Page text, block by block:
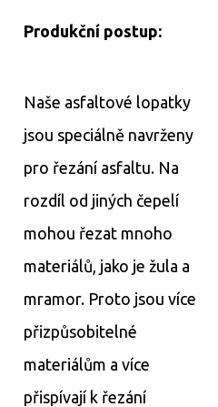
Produkční postup:
Naše asfaltové lopatky
jsou speciálně navrženy
pro řezání asfaltu. Na
rozdíl od jiných čepelí
mohou řezat mnoho
materiálů, jako je žula a
mramor. Proto jsou více
přizpůsobitelné
materiálům a více
přispívají k řezání